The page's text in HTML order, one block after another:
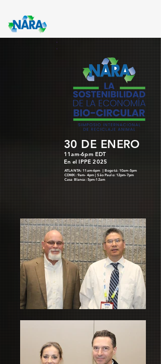
30 DE ENERO
11am-6pm EDT
En el IPPE 2025
ATLANTA: 11am-6pm | Bogotá: 10am-5pm
CDMX: 9am- 4pm | São Paulo: 12pm-7pm
Casa Blanca: 5pm-12am